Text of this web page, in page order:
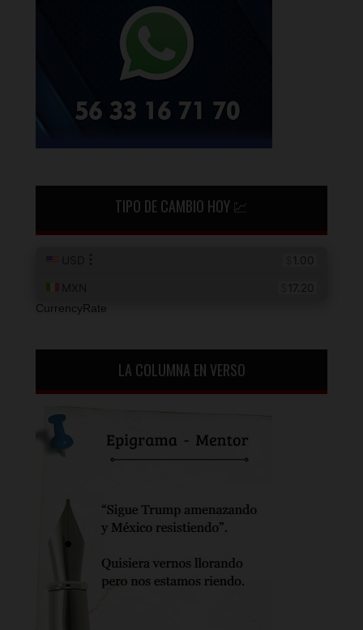
TIPO DE CAMBIO HOY 💹
CurrencyRate
LA COLUMNA EN VERSO